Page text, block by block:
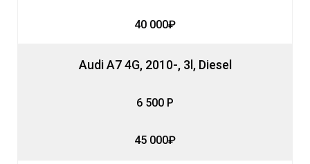
40 000₽
Audi A7 4G, 2010-, 3l, Diesel
6 500 Р
45 000₽